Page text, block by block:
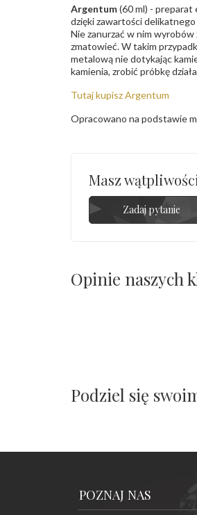
Argentum(60 ml) - preparat
dzięki zawartości
Nie zanurzać w nim wyrobów
zmatowieć. W takim
metalową nie dotykając
kamienia, zrobić próbkę
Tutaj kupisz Argentum
Opracowano na podstawie
Masz
Zadaj pytanie
Opinie naszych
Podziel się
POZNAJ NAS